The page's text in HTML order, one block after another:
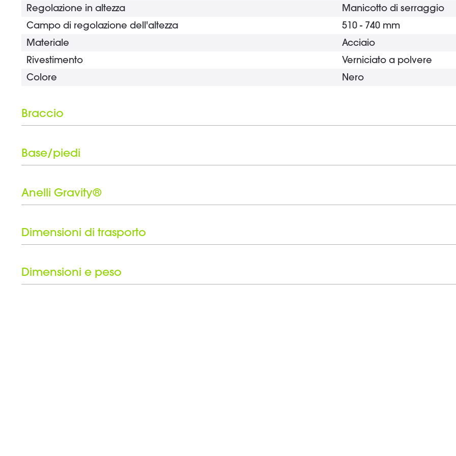
Regolazione in altezza
Manicotto di serraggio
Campo di regolazione dell'altezza
510 - 740 mm
Materiale
Acciaio
Rivestimento
Verniciato a polvere
Colore
Nero
Braccio
Materiale
Colore
Lunghezza del braccio
500 mm
Base/piedi
Materiale
Colore
Anelli Gravity®
Set di anelli neri incluso
Dimensioni di trasporto
Dimensioni e peso